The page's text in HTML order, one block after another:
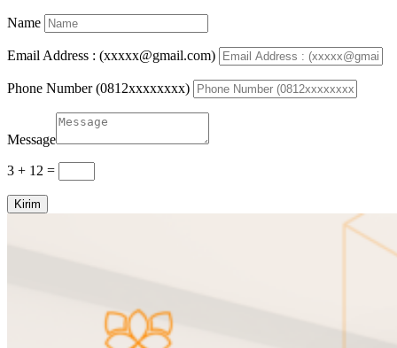
Name
Email Address : (xxxxx@gmail.com)
Phone Number (0812xxxxxxxx)
Message
3 + 12 =
Kirim